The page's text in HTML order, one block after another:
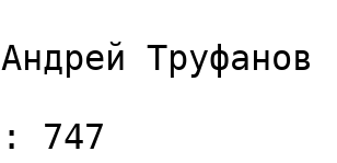
Труфанов
747